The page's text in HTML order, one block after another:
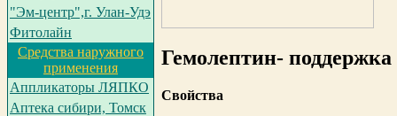
"Эм-центр",г. Улан-Удэ
Фитолайн
Средства наружного
применения
Аппликаторы ЛЯПКО
Аптека сибири, Томск
Гемолептин- поддержка
Свойства